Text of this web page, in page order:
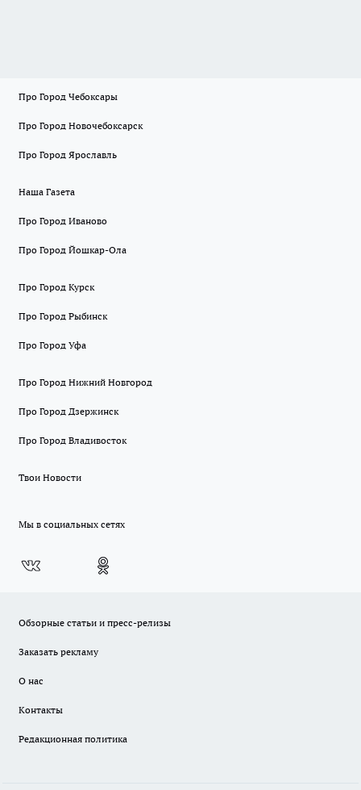
Про Город Чебоксары
Про Город Новочебоксарск
Про Город Ярославль
Наша Газета
Про Город Иваново
Про Город Йошкар-Ола
Про Город Курск
Про Город Рыбинск
Про Город Уфа
Про Город Нижний Новгород
Про Город Дзержинск
Про Город Владивосток
Твои Новости
Мы в социальных сетях
Обзорные статьи и пресс-релизы
Заказать рекламу
О нас
Контакты
Редакционная политика